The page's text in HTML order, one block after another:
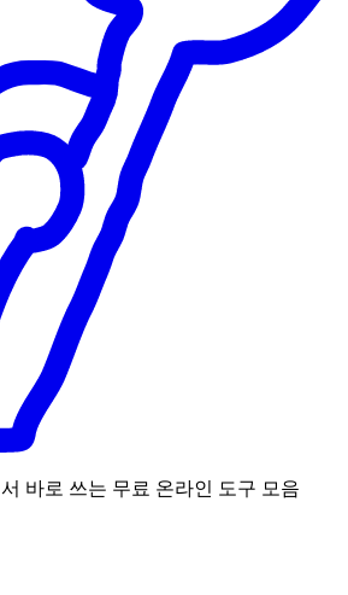
바로 쓰는 무료 온라인 도구 모음